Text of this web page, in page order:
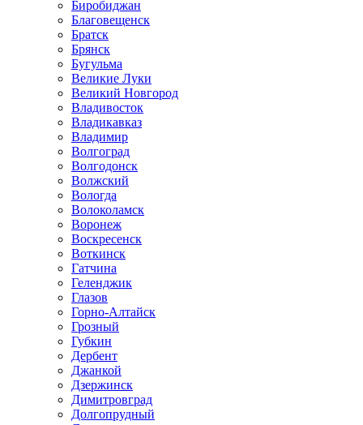
Биробиджан
Благовещенск
Братск
Брянск
Бугульма
Великие Луки
Великий Новгород
Владивосток
Владикавказ
Владимир
Волгоград
Волгодонск
Волжский
Вологда
Волоколамск
Воронеж
Воскресенск
Воткинск
Гатчина
Геленджик
Глазов
Горно-Алтайск
Грозный
Губкин
Дербент
Джанкой
Дзержинск
Димитровград
Долгопрудный